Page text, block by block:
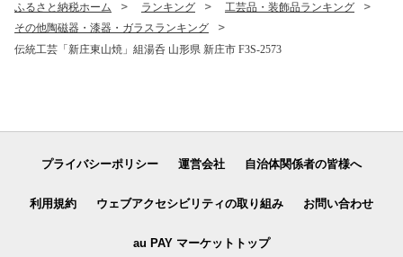
ふるさと納税ホーム ランキング
工芸品・装飾品ランキング
その他陶磁器・漆器・ガラスランキング
伝統工芸「新庄東山焼」組湯呑 山形県 新庄市 F3S-2573
プライバシーポリシー 運営会社 自治体関係者の皆様へ
利用規約 ウェブアクセシビリティの取り組み お問い合わせ
au PAY マーケットトップ